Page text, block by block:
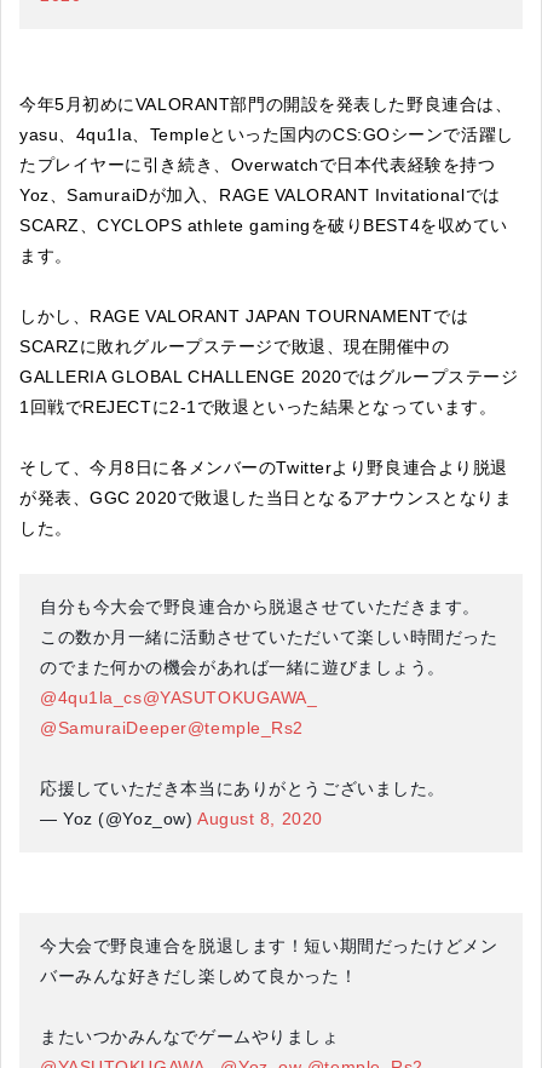
今年5月初めにVALORANT部門の開設を発表した野良連合は、
yasu、4qu1la、Templeといった国内のCS:GOシーンで活躍し
たプレイヤーに引き続き、Overwatchで日本代表経験を持つ
Yoz、SamuraiDが加入、RAGE VALORANT Invitationalでは
SCARZ、CYCLOPS athlete gamingを破りBEST4を収めてい
ます。
しかし、RAGE VALORANT JAPAN TOURNAMENTでは
SCARZに敗れグループステージで敗退、現在開催中の
GALLERIA GLOBAL CHALLENGE 2020ではグループステージ
1回戦でREJECTに2-1で敗退といった結果となっています。
そして、今月8日に各メンバーのTwitterより野良連合より脱退
が発表、GGC 2020で敗退した当日となるアナウンスとなりま
した。
自分も今大会で野良連合から脱退させていただきます。
この数か月一緒に活動させていただいて楽しい時間だった
のでまた何かの機会があれば一緒に遊びましょう。
@4qu1la_cs@YASUTOKUGAWA_
@SamuraiDeeper@temple_Rs2
応援していただき本当にありがとうございました。
— Yoz (@Yoz_ow) August 8, 2020
今大会で野良連合を脱退します！短い期間だったけどメン
バーみんな好きだし楽しめて良かった！
またいつかみんなでゲームやりましょ